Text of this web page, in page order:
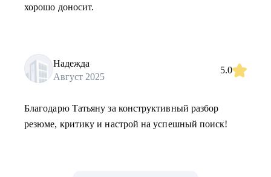
хорошо доносит.
Надежда
Август 2025
5.0
Благодарю Татьяну за конструктивный разбор
резюме, критику и настрой на успешный поиск!